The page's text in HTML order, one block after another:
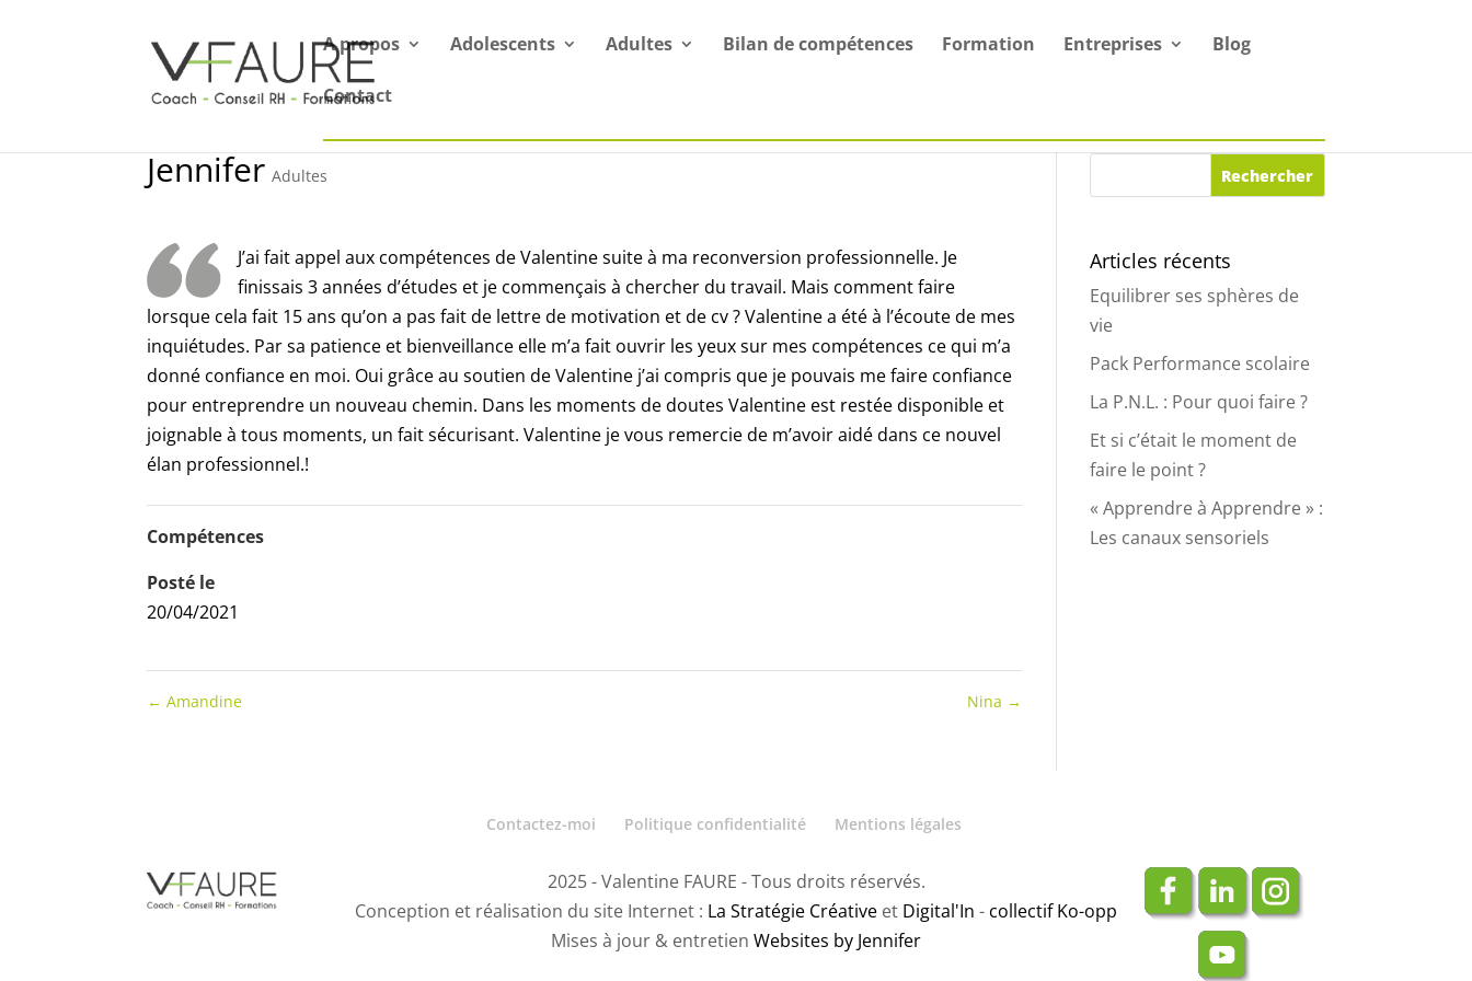
A propos Adolescents Adultes Bilan de compétences Formation Entreprises Blog
Contact
Jennifer Adultes
J’ai fait appel aux compétences de Valentine suite à ma reconversion professionnelle. Je
finissais 3 années d’études et je commençais à chercher du travail. Mais comment faire
lorsque cela fait 15 ans qu’on a pas fait de lettre de motivation et de cv ? Valentine a été à l’écoute de mes
inquiétudes. Par sa patience et bienveillance elle m’a fait ouvrir les yeux sur mes compétences ce qui m’a
donné confiance en moi. Oui grâce au soutien de Valentine j’ai compris que je pouvais me faire confiance
pour entreprendre un nouveau chemin. Dans les moments de doutes Valentine est restée disponible et
joignable à tous moments, un fait sécurisant. Valentine je vous remercie de m’avoir aidé dans ce nouvel
élan professionnel.!
Compétences
Posté le
20/04/2021
← Amandine Nina →
Articles récents
Equilibrer ses sphères de
vie
Pack Performance scolaire
La P.N.L. : Pour quoi faire ?
Et si c’était le moment de
faire le point ?
« Apprendre à Apprendre » :
Les canaux sensoriels
2025 - Valentine FAURE - Tous droits réservés.
Conception et réalisation du site Internet : La Stratégie Créative et Digital'In - collectif Ko-opp
Mises à jour & entretien Websites by Jennifer
Contactez-moi Politique confidentialité Mentions légales